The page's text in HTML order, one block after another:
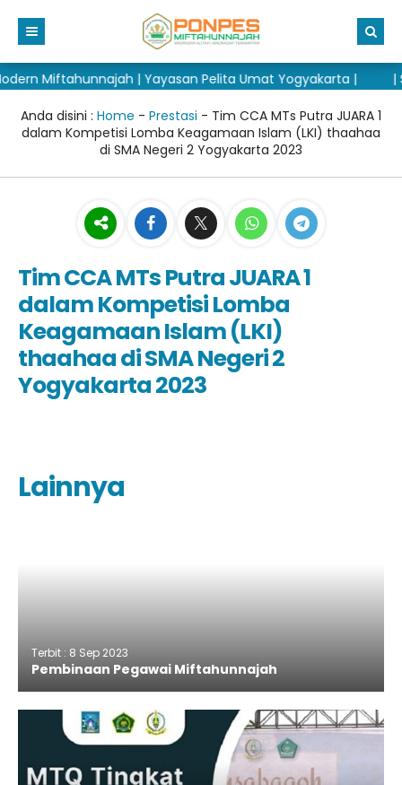
Beranda
Berita
Blog
Editorial
PSB 2027/2028
Home PSB
Biaya Masuk
Daftar Sekarang
Madrasah
MA MN
Agenda
Media
Video
Instagram
Ustadz / Ustadzah
Prestasi
Perpustakaan
Miftahunnajah | Yayasan Pelita Umat Yogyakarta | |
Anda disini : Home - Prestasi - Tim CCA MTs Putra JUARA 1
dalam Kompetisi Lomba Keagamaan Islam (LKI) thaahaa
di SMA Negeri 2 Yogyakarta 2023
Tim CCA MTs Putra JUARA 1
dalam Kompetisi Lomba
Keagamaan Islam (LKI)
thaahaa di SMA Negeri 2
Yogyakarta 2023
Lainnya
Terbit : 8 Sep 2023
Pembinaan Pegawai Miftahunnajah